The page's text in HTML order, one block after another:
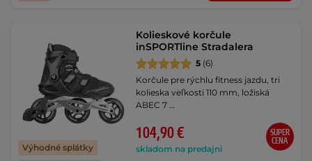
Výhodné splátky
Kolieskové korčule
inSPORTline Stradalera
5 (6)
Korčule pre rýchlu fitness jazdu, tri
kolieska veľkosti 110 mm, ložiská
ABEC 7 …
104,90 €
skladom na predajni
SUPER
CENA